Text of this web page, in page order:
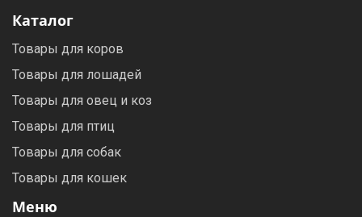
Каталог
Товары для коров
Товары для лошадей
Товары для овец и коз
Товары для птиц
Товары для собак
Товары для кошек
Меню